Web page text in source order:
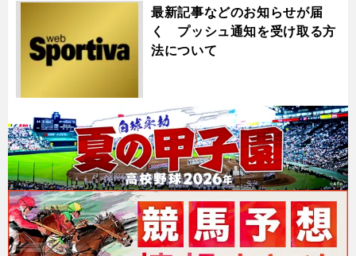
最新記事などのお知らせが届
く プッシュ通知を受け取る方
法について